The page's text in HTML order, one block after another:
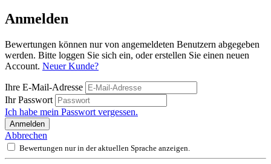
Anmelden
Bewertungen können nur von angemeldeten Benutzern abgegeben
werden. Bitte loggen Sie sich ein, oder erstellen Sie einen neuen
Account. Neuer Kunde?
Ihre E-Mail-Adresse
Ihr Passwort
Ich habe mein Passwort vergessen.
Anmelden
Abbrechen
Bewertungen nur in der aktuellen Sprache anzeigen.